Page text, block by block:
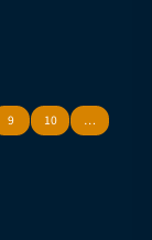
9 10 …